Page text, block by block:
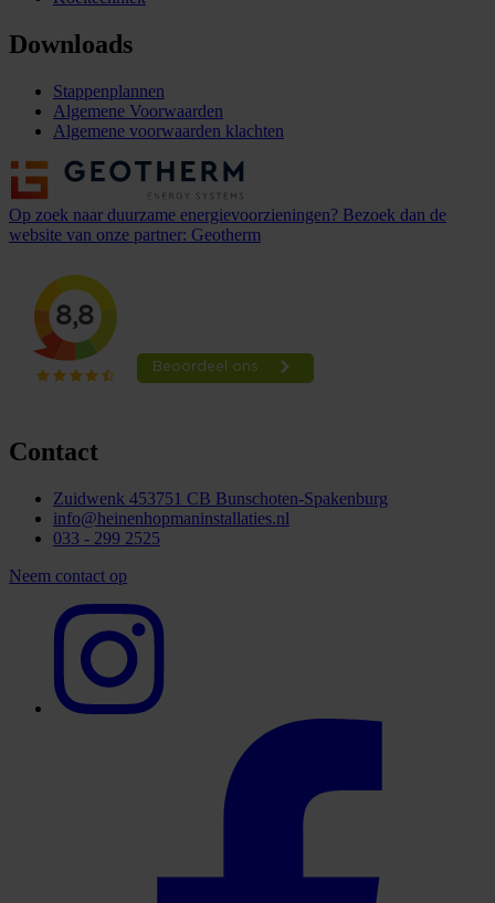
Downloads
Stappenplannen
Algemene Voorwaarden
Algemene voorwaarden klachten
Op zoek naar duurzame energievoorzieningen? Bezoek dan de
website van onze partner: Geotherm
Contact
Zuidwenk 453751 CB Bunschoten-Spakenburg
info@heinenhopmaninstallaties.nl
033 - 299 2525
Neem contact op